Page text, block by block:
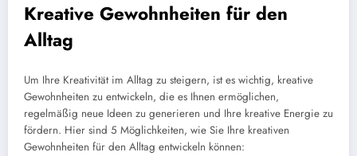
Kreative Gewohnheiten für den
Alltag
Um Ihre Kreativität im Alltag zu steigern, ist es wichtig, kreative
Gewohnheiten zu entwickeln, die es Ihnen ermöglichen,
regelmäßig neue Ideen zu generieren und Ihre kreative Energie zu
fördern. Hier sind 5 Möglichkeiten, wie Sie Ihre kreativen
Gewohnheiten für den Alltag entwickeln können: